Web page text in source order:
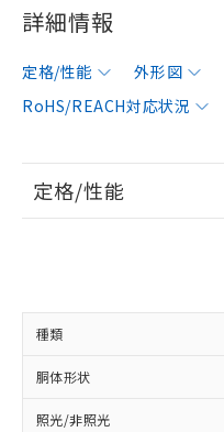
詳細情報
定格/性能 外形図
RoHS/REACH対応状況
定格/性能
種類
胴体形状
照光/非照光